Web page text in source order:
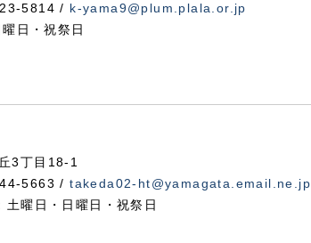
5814 / k-yama9@plum.plala.or.jp
日・祝祭日
3丁目18-1
5663 /takeda02-ht@yamagata.email.ne.jp
曜日・日曜日・祝祭日